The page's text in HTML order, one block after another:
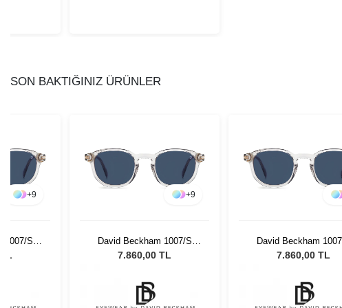
SON BAKTIĞINIZ ÜRÜNLER
+9
1007/S
+9
David Beckham 1007/S
KB749 Unisex Güneş
7.860,00 TL
David Beckham
KB749 Unisex Güneş
7.860,00 TL